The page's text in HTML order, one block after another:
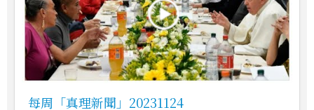
每周「真理新聞」20231124